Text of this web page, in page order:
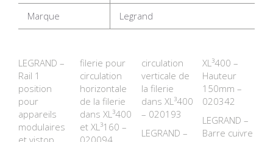
Marque Legrand
LEGRAND –
Rail 1
position
pour
appareils
modulaires
et vistop
filerie pour
circulation
horizontale
de la filerie
dans XL³400
et XL³160 –
020094
circulation
verticale de
la filerie
dans XL³400
– 020193
LEGRAND –
XL³400 –
Hauteur
150mm –
020342
LEGRAND –
Barre cuivre